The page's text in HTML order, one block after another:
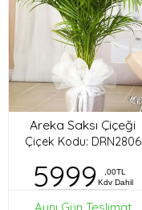
Areka Saksı Çiçeği
Çiçek Kodu: DRN2806
5999
,00TL
Kdv Dahil